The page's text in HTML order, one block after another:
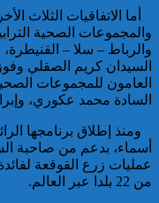
توقيف مواطن أجنبي
بموجب أمر دولي بإلقاء
أما الاتفاقيات الثلاث
والمجموعات الصحية
والرباط – سلا –
السيدان كريم الصقلي
العامون للمجموعات
السادة محمد عكوري،
أسماء، بدعم من صاحبة
من 22 بلدا عبر العالم.